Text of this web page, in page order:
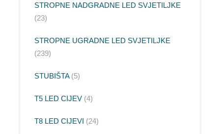
STROPNE NADGRADNE LED SVJETILJKE
23
STROPNE UGRADNE LED SVJETILJKE
239
STUBIŠTA 5
T5 LED CIJEV 4
T8 LED CIJEVI 24